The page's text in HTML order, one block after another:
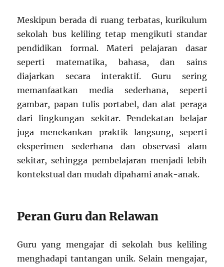
Meskipun berada di ruang terbatas, kurikulum
sekolah bus keliling tetap mengikuti standar
pendidikan formal. Materi pelajaran dasar
seperti matematika, bahasa, dan sains
diajarkan secara interaktif. Guru sering
memanfaatkan media sederhana, seperti
gambar, papan tulis portabel, dan alat peraga
dari lingkungan sekitar. Pendekatan belajar
juga menekankan praktik langsung, seperti
eksperimen sederhana dan observasi alam
sekitar, sehingga pembelajaran menjadi lebih
kontekstual dan mudah dipahami anak-anak.
Peran Guru dan Relawan
Guru yang mengajar di sekolah bus keliling
menghadapi tantangan unik. Selain mengajar,